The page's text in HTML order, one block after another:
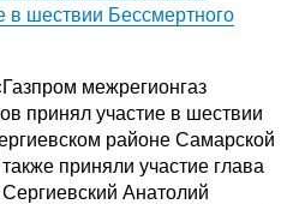
в шествии Бессмертного
межрегионгаз
принял участие в шествии
районе Самарской
приняли участие глава
Анатолий